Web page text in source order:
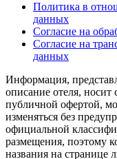
Политика в
данных
Согласие на
Согласие на
данных
Информация,
описание отеля, носит
публичной офертой,
изменяться без
официальной
размещения, поэтому
названия на странице